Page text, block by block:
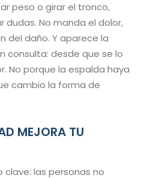
peso o girar el tronco,
dudas. No manda el dolor,
del daño. Y aparece la
consulta: desde que se lo
No porque la espalda haya
cambio la forma de
MEJORA TU
clave: las personas no